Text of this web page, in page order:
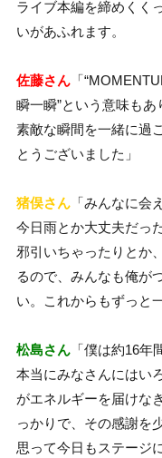
ライブ本編を締めくく
いがあふれます。
佐藤さん 「
瞬一瞬”という意味もあ
素敵な瞬間を一緒に過
とうございました」
猪俣さん 「みんなに会
今日雨とか大丈夫だっ
邪引いちゃったりとか
るので、みんなも俺が
い。これからもずっと
松島さん 「僕は約16
本当にみなさんにはい
がエネルギーを届けな
っかりで、その感謝を
思って今日もステージ